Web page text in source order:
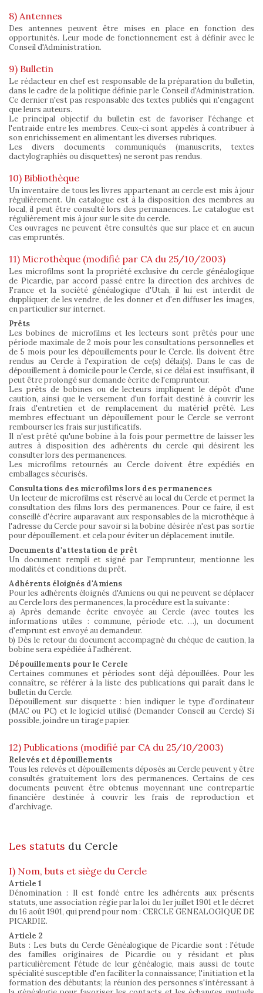
8) Antennes
Des antennes peuvent être mises en place en fonction des
opportunités. Leur mode de fonctionnement est à définir avec le
Conseil d'Administration.
9) Bulletin
Le rédacteur en chef est responsable de la préparation du bulletin,
dans le cadre de la politique définie par le Conseil d'Administration.
Ce dernier n'est pas responsable des textes publiés qui n'engagent
que leurs auteurs.
Le principal objectif du bulletin est de favoriser l'échange et
l'entraide entre les membres. Ceux-ci sont appelés à contribuer à
son enrichissement en alimentant les diverses rubriques.
Les divers documents communiqués (manuscrits, textes
dactylographiés ou disquettes) ne seront pas rendus.
10) Bibliothèque
Un inventaire de tous les livres appartenant au cercle est mis à jour
régulièrement. Un catalogue est à la disposition des membres au
local, il peut être consulté lors des permanences. Le catalogue est
régulièrement mis à jour sur le site du cercle.
Ces ouvrages ne peuvent être consultés que sur place et en aucun
cas empruntés.
11) Microthèque (modifié par CA du 25/10/2003)
Les microfilms sont la propriété exclusive du cercle généalogique
de Picardie, par accord passé entre la direction des archives de
France et la société généalogique d'Utah, il lui est interdit de
duppliquer, de les vendre, de les donner et d'en diffuser les images,
en particulier sur internet.
Prêts
Les bobines de microfilms et les lecteurs sont prêtés pour une
période maximale de 2 mois pour les consultations personnelles et
de 5 mois pour les dépouillements pour le Cercle. Ils doivent être
rendus au Cercle à l'expiration de ce(s) délai(s). Dans le cas de
dépouillement à domicile pour le Cercle, si ce délai est insuffisant, il
peut être prolongé sur demande écrite de l'emprunteur.
Les prêts de bobines ou de lecteurs impliquent le dépôt d'une
caution, ainsi que le versement d'un forfait destiné à couvrir les
frais d'entretien et de remplacement du matériel prêté. Les
membres effectuant un dépouillement pour le Cercle se verront
rembourser les frais sur justificatifs.
Il n'est prêté qu'une bobine à la fois pour permettre de laisser les
autres à disposition des adhérents du cercle qui désirent les
consulter lors des permanences.
Les microfilms retournés au Cercle doivent être expédiés en
emballages sécurisés.
Consultations des microfilms lors des permanences
Un lecteur de microfilms est réservé au local du Cercle et permet la
consultation des films lors des permanences. Pour ce faire, il est
conseillé d'écrire auparavant aux responsables de la microthèque à
l'adresse du Cercle pour savoir si la bobine désirée n'est pas sortie
pour dépouillement. et cela pour éviter un déplacement inutile.
Documents d'attestation de prêt
Un document rempli et signé par l'emprunteur, mentionne les
modalités et conditions du prêt.
Adhérents éloignés d'Amiens
Pour les adhérents éloignés d'Amiens ou qui ne peuvent se déplacer
au Cercle lors des permanences, la procédure est la suivante :
a) Après demande écrite envoyée au Cercle (avec toutes les
informations utiles : commune, période etc. …), un document
d'emprunt est envoyé au demandeur.
b) Dès le retour du document accompagné du chèque de caution, la
bobine sera expédiée à l'adhérent.
Dépouillements pour le Cercle
Certaines communes et périodes sont déjà dépouillées. Pour les
connaître, se référer à la liste des publications qui paraît dans le
bulletin du Cercle.
Dépouillement sur disquette : bien indiquer le type d'ordinateur
(MAC ou PC) et le logiciel utilisé (Demander Conseil au Cercle) Si
possible, joindre un tirage papier.
12) Publications (modifié par CA du 25/10/2003)
Relevés et dépouillements
Tous les relevés et dépouillements déposés au Cercle peuvent y être
consultés gratuitement lors des permanences. Certains de ces
documents peuvent être obtenus moyennant une contrepartie
financière destinée à couvrir les frais de reproduction et
d'archivage.
Les statuts du Cercle
I) Nom, buts et siège du Cercle
Article 1
Dénomination : Il est fondé entre les adhérents aux présents
statuts, une association régie par la loi du 1er juillet 1901 et le décret
du 16 août 1901, qui prend pour nom : CERCLE GENEALOGIQUE DE
PICARDIE.
Article 2
Buts : Les buts du Cercle Généalogique de Picardie sont : l'étude
des familles originaires de Picardie ou y résidant et plus
particulièrement l'étude de leur généalogie, mais aussi de toute
spécialité susceptible d'en faciliter la connaissance; l'initiation et la
formation des débutants; la réunion des personnes s'intéressant à